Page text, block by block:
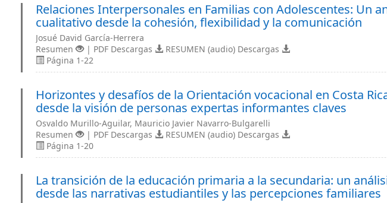
Relaciones Interpersonales en Familias con Adolescentes: Un
cualitativo desde la cohesión, flexibilidad y la comunicación
Josué David García-Herrera
Resumen
| PDF Descargas
RESUMEN (audio) Descargas
Página 1-22
Horizontes y desafíos de la Orientación vocacional en Costa
desde la visión de personas expertas informantes claves
Osvaldo Murillo-Aguilar, Mauricio Javier Navarro-Bulgarelli
Resumen
| PDF Descargas
RESUMEN (audio) Descargas
Página 1-20
La transición de la educación primaria a la secundaria: un
desde las narrativas estudiantiles y las percepciones familiares